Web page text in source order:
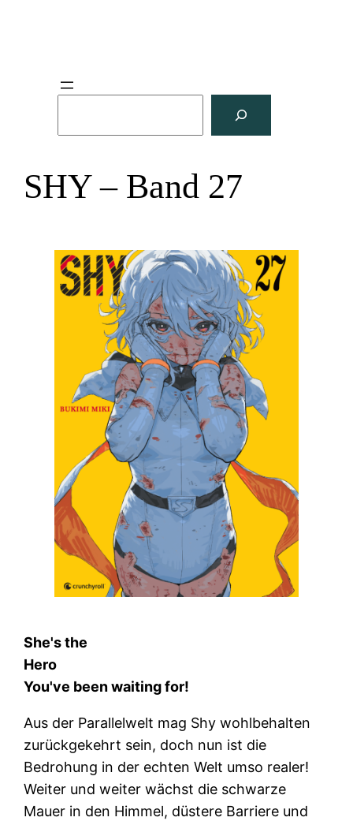
e
SHY – Band 27
She's the
Hero
You've been waiting for!
Aus der Parallelwelt mag Shy wohlbehalten
zurückgekehrt sein, doch nun ist die
Bedrohung in der echten Welt umso realer!
Weiter und weiter wächst die schwarze
Mauer in den Himmel, düstere Barriere und